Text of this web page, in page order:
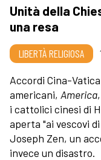
Unità della
una resa
LIBERTÀ RELIGIOSA
Accordi Cina-
americani, America
i cattolici cinesi di
aperta "ai vescovi
Joseph Zen, un
invece un disastro.